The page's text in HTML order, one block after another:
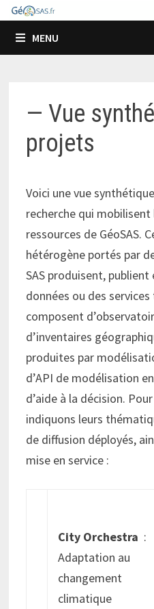
Passer
contenu
MENU
— Vue
projets
Voici une vue
recherche qui
ressources de GéoSAS.
hétérogène portés par
SAS produisent,
données ou des
composent
d’inventaires
produites par
d’API de modélisation
d’aide à la décision.
indiquons leurs
de diffusion déployés,
mise en service :
City Orchestra :
Adaptation au
changement
climatique